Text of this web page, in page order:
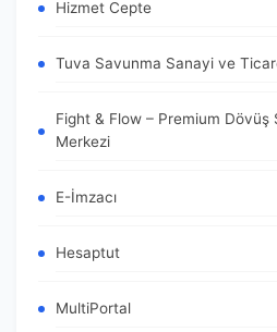
Hizmet Cepte
Tuva Savunma Sanayi ve
Fight & Flow – Premium Dövüş
Merkezi
E-İmzacı
Hesaptut
MultiPortal